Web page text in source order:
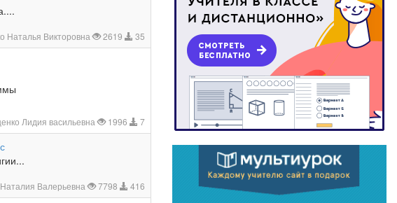
Наталья Викторовна 2619 35
Лидия васильевна 1996 7
Наталия Валерьевна 7798 416